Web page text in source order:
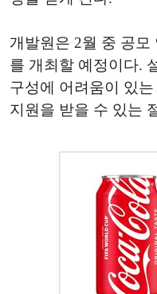
개발원은 2월 중 공모
를 개최할 예정이다.
구성에 어려움이 있
지원을 받을 수 있는